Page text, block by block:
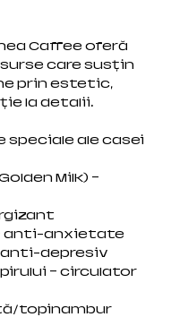
Caffee oferă
care susțin
prin estetic,
la detalii.
speciale ale casei
Milk) –
anti-anxietate
anti-depresiv
– circulator
topinambur